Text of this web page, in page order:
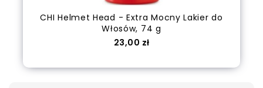
CHI Helmet Head - Extra Mocny Lakier do
Włosów, 74 g
Cena
23,00 zł